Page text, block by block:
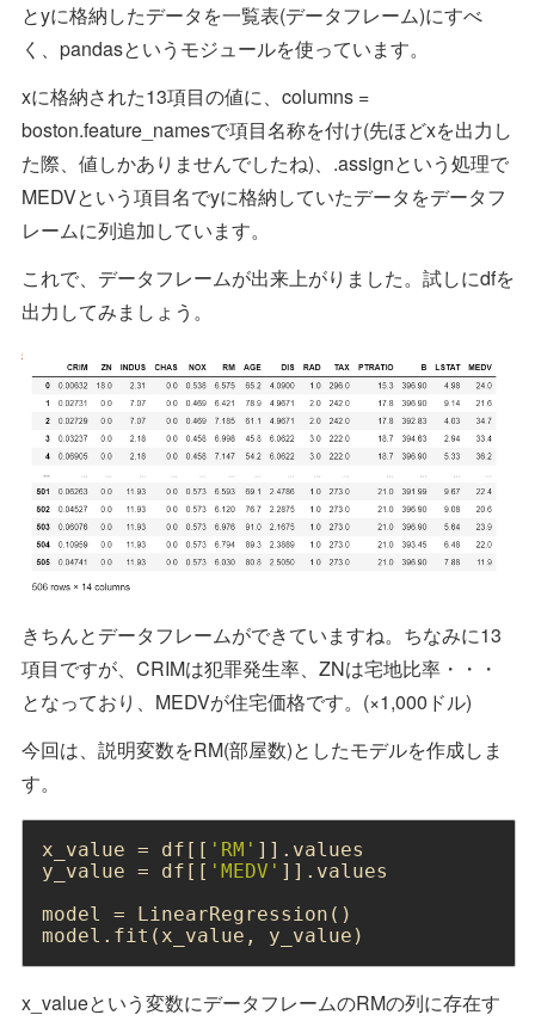
とyに格納したデータを一覧表(データフレーム)にすべ
く、pandasというモジュールを使っています。
xに格納された13項目の値に、columns =
boston.feature_namesで項目名称を付け(先ほどxを出力し
た際、値しかありませんでしたね)、.assignという処理で
MEDVという項目名でyに格納していたデータをデータフ
レームに列追加しています。
これで、データフレームが出来上がりました。試しにdfを
出力してみましょう。
きちんとデータフレームができていますね。ちなみに13
項目ですが、CRIMは犯罪発生率、ZNは宅地比率・・・
となっており、MEDVが住宅価格です。(×1,000ドル)
今回は、説明変数をRM(部屋数)としたモデルを作成しま
す。
x_value = df[[ 'RM' ]].values
y_value = df[[ 'MEDV' ]].values
model = LinearRegression()
model.fit(x_value, y_value)
x_valueという変数にデータフレームのRMの列に存在す